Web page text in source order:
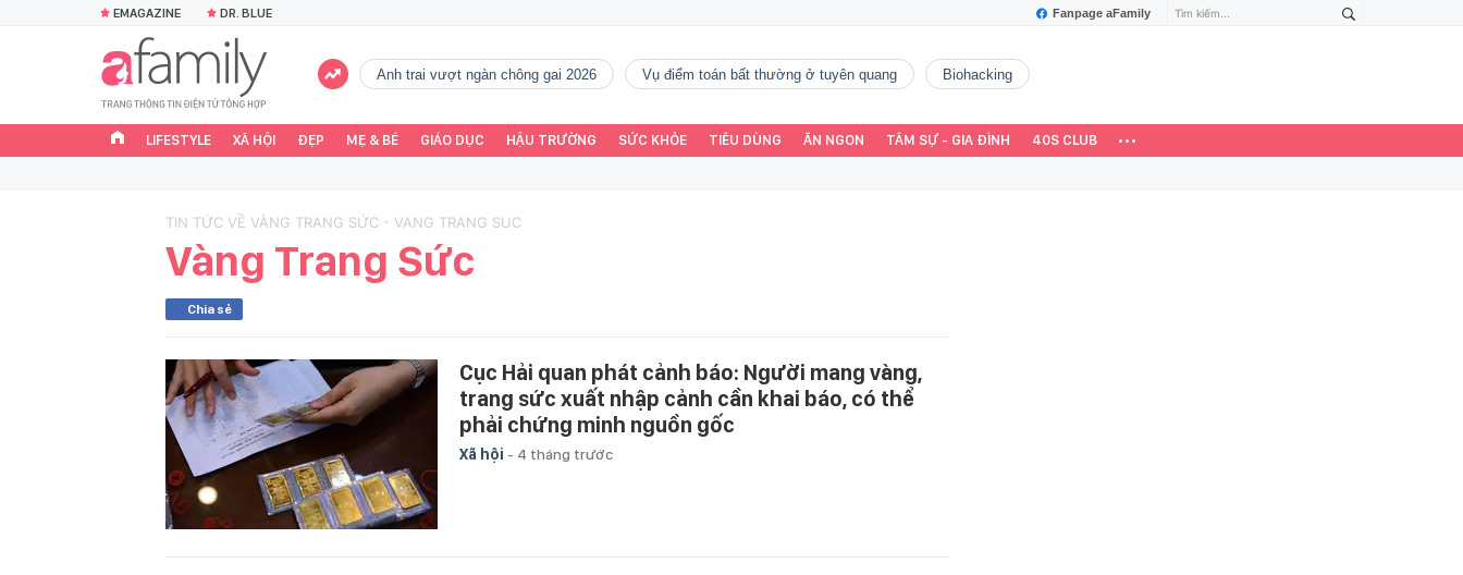
Fanpage aFamily
EMAGAZINE DR. BLUE
Anh trai vượt ngàn chông gai 2026 vụ điểm toán bất thường ở tuyên quang Biohacking
LIFESTYLE XÃ HỘI ĐẸP MẸ & BÉ GIÁO DỤC HẬU TRƯỜNG SỨC KHỎE TIÊU DÙNG ĂN NGON TÂM SỰ - GIA ĐÌNH 40S CLUB
TIN TỨC VỀ VÀNG TRANG SỨC - VANG TRANG SUC
Vàng Trang Sức
Chia sẻ
Cục Hải quan phát cảnh báo: Người mang vàng,
trang sức xuất nhập cảnh cần khai báo, có thể
phải chứng minh nguồn gốc
Xã hội - 4 tháng trước